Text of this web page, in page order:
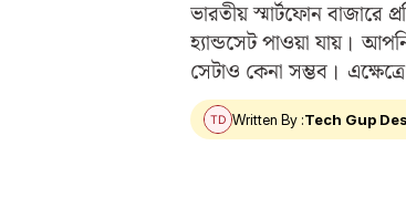
ভারতীয় স্মার্টফোন বাজারে
হ্যান্ডসেট পাওয়া যায়।
সেটাও কেনা সম্ভব।
Written By :Tech Gup